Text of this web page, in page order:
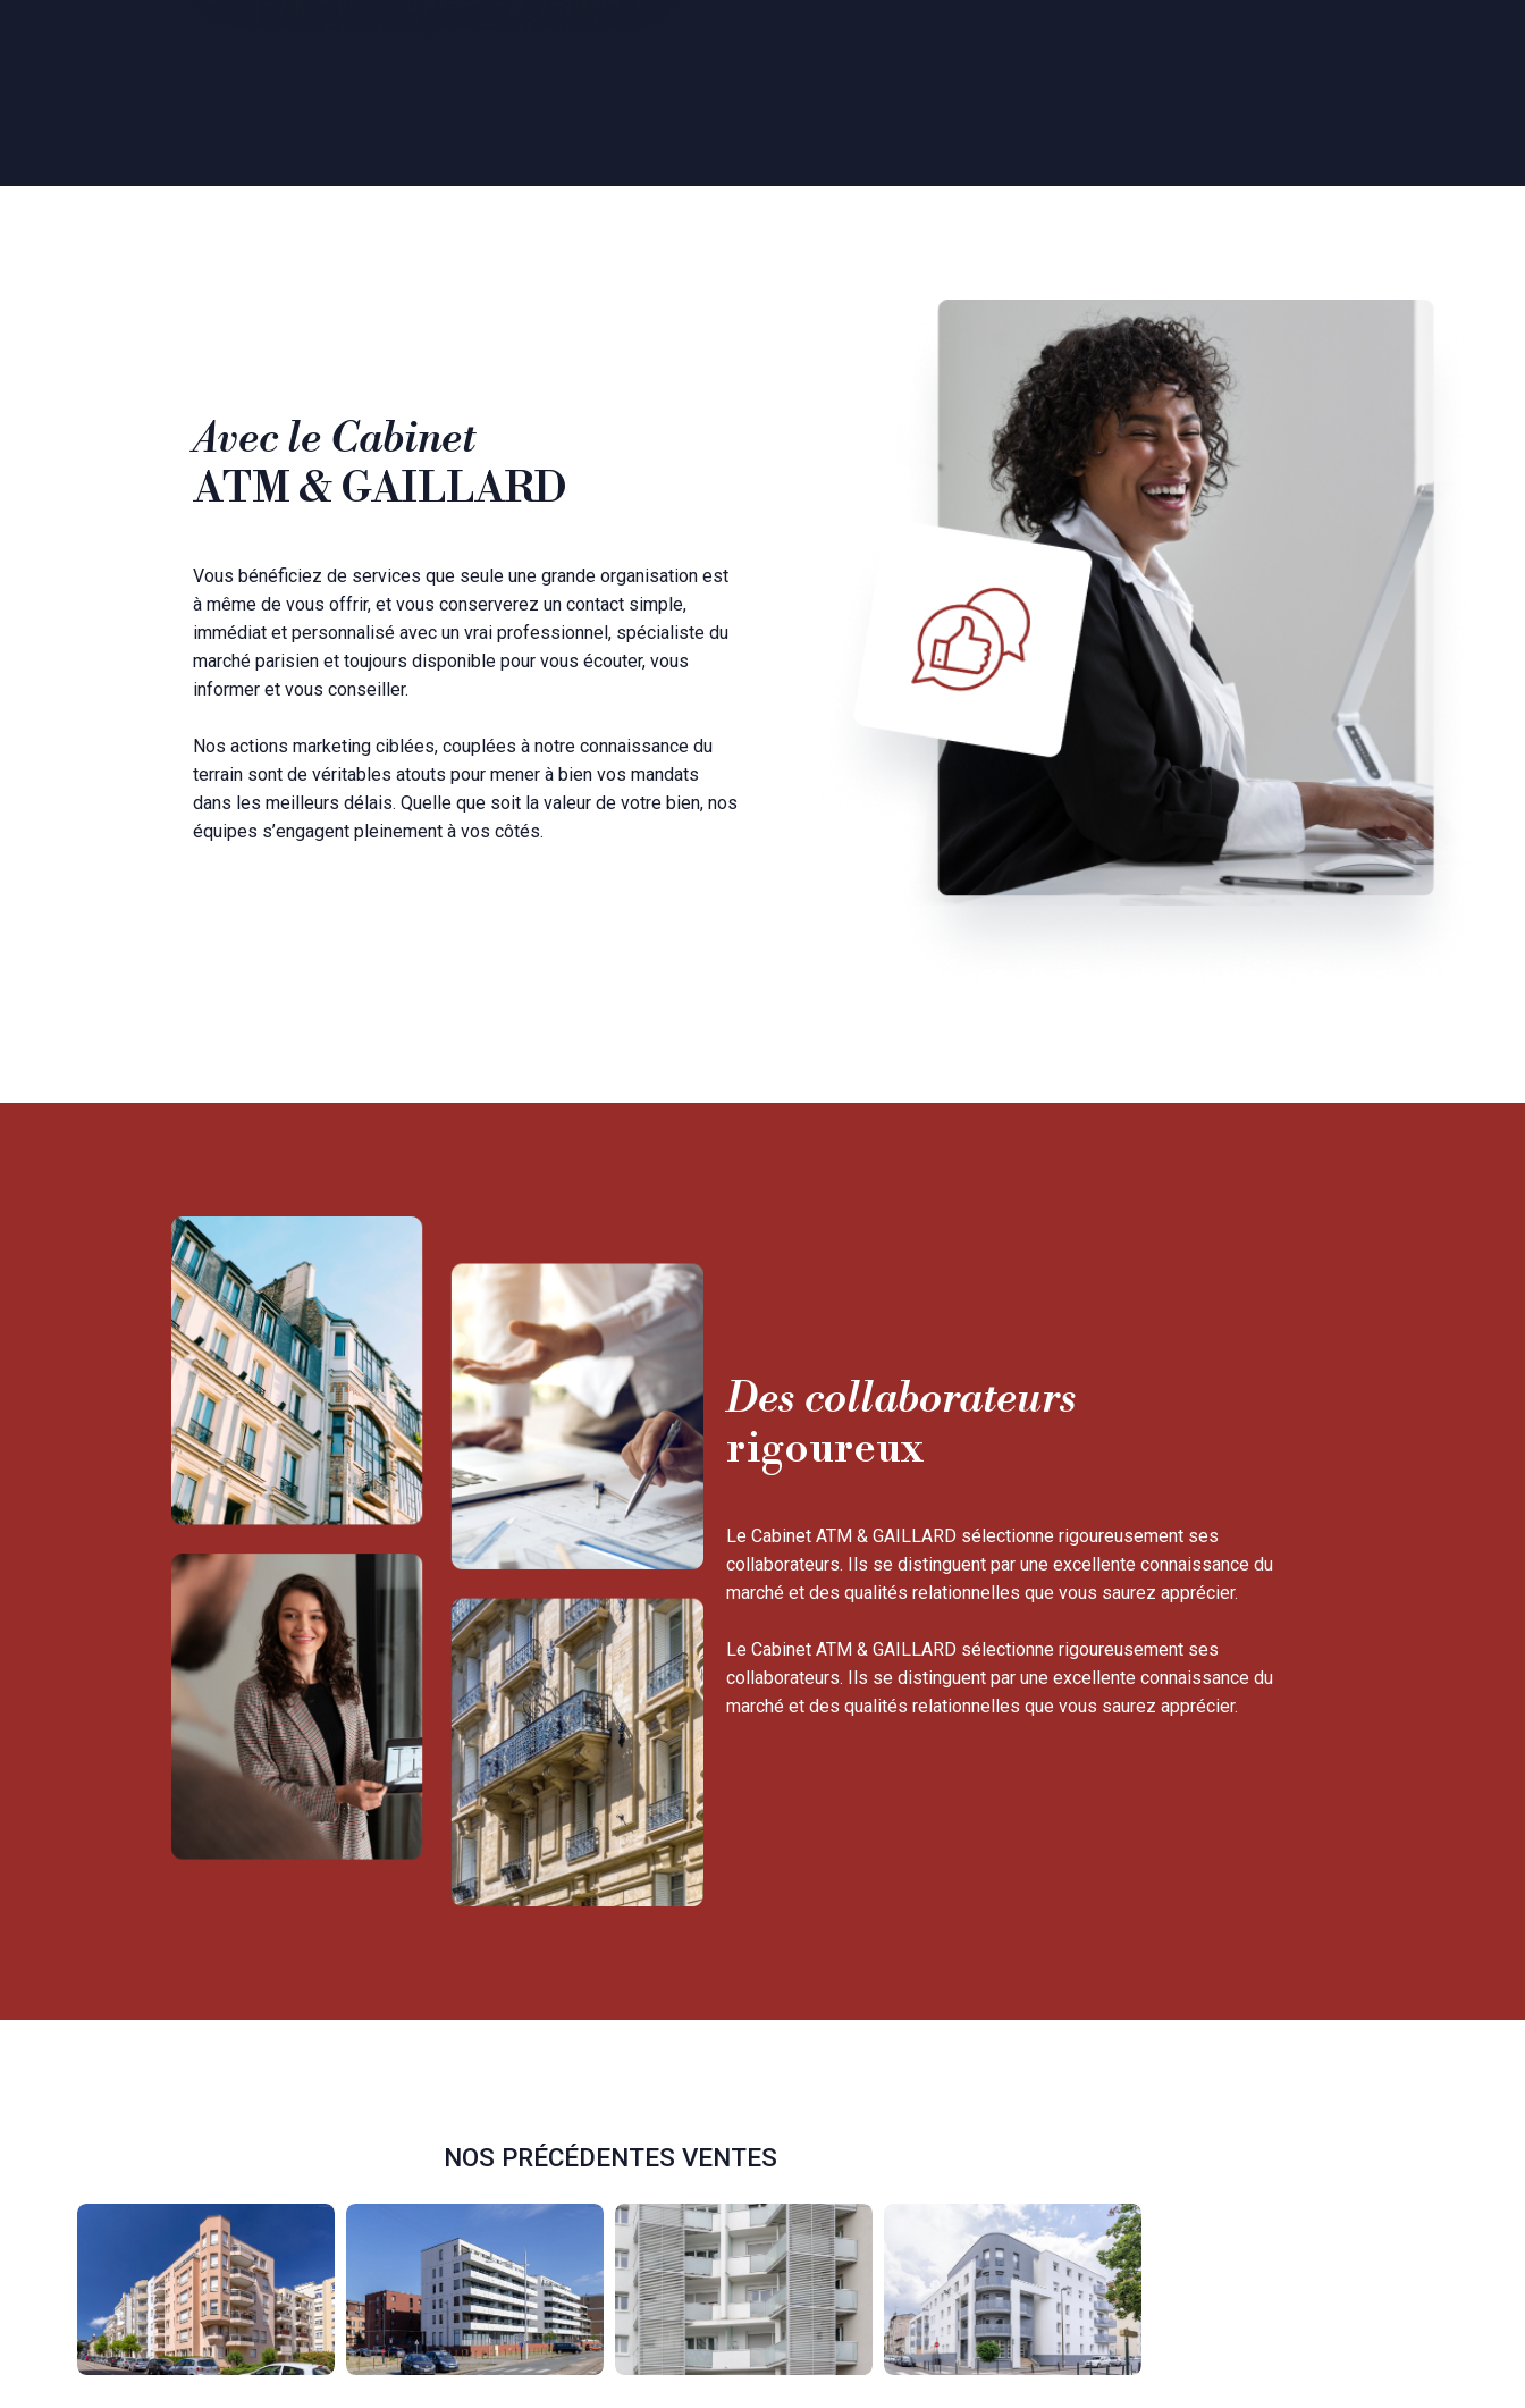
Avec le Cabinet
ATM & GAILLARD
Vous bénéficiez de services que seule une grande organisation est
à même de vous offrir, et vous conserverez un contact simple,
immédiat et personnalisé avec un vrai professionnel, spécialiste du
marché parisien et toujours disponible pour vous écouter, vous
informer et vous conseiller.
Nos actions marketing ciblées, couplées à notre connaissance du
terrain sont de véritables atouts pour mener à bien vos mandats
dans les meilleurs délais. Quelle que soit la valeur de votre bien, nos
équipes s’engagent pleinement à vos côtés.
Des collaborateurs
rigoureux
Le Cabinet ATM & GAILLARD sélectionne rigoureusement ses
collaborateurs. Ils se distinguent par une excellente connaissance du
marché et des qualités relationnelles que vous saurez apprécier.
Le Cabinet ATM & GAILLARD sélectionne rigoureusement ses
collaborateurs. Ils se distinguent par une excellente connaissance du
marché et des qualités relationnelles que vous saurez apprécier.
NOS PRÉCÉDENTES VENTES